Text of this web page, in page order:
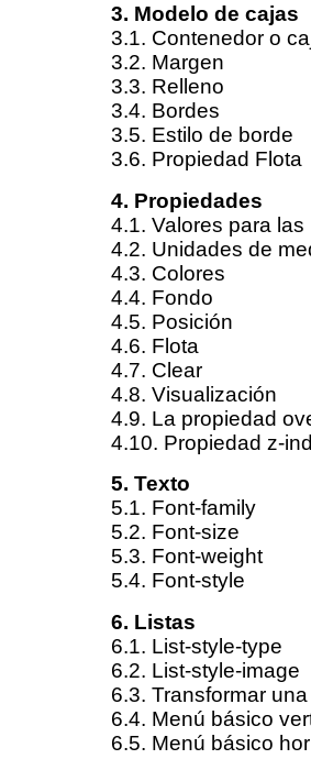
3. Modelo de cajas
3.1. Contenedor o
3.2. Margen
3.3. Relleno
3.4. Bordes
3.5. Estilo de borde
3.6. Propiedad Flota
4. Propiedades
4.1. Valores para
4.2. Unidades de
4.3. Colores
4.4. Fondo
4.5. Posición
4.6. Flota
4.7. Clear
4.8. Visualización
4.9. La propiedad
4.10. Propiedad z-
5. Texto
5.1. Font-family
5.2. Font-size
5.3. Font-weight
5.4. Font-style
6. Listas
6.1. List-style-type
6.2. List-style-image
6.3. Transformar
6.4. Menú básico
6.5. Menú básico